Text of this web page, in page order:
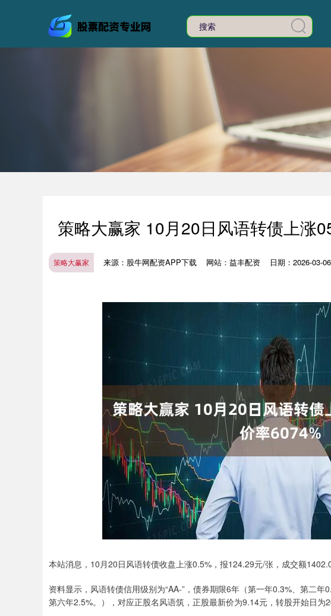
策略大赢家 10月20日风语转债上涨
策略大赢家 来源：股牛网配资APP下载 网站：益丰配资 日期：2026-03-
本站消息，10月20日风语转债收盘上涨0.5%，报124.29元/张，成交额
资料显示，风语转债信用级别为“AA-”，债券期限6年（第一年0.3%、第二年
第六年2.5%。），对应正股名风语筑，正股最新价为9.14元，转股开始日为
深证成指 14110.12 -34.08 -0.24%